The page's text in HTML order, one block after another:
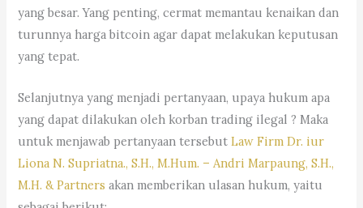
yang besar. Yang penting, cermat memantau kenaikan dan
turunnya harga bitcoin agar dapat melakukan keputusan
yang tepat.
Selanjutnya yang menjadi pertanyaan, upaya hukum apa
yang dapat dilakukan oleh korban trading ilegal ? Maka
untuk menjawab pertanyaan tersebutLaw Firm Dr. iur
Liona N. Supriatna., S.H., M.Hum. – Andri Marpaung, S.H.,
M.H. & Partners akan memberikan ulasan hukum, yaitu